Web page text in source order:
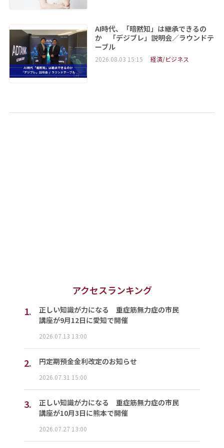
AI時代、「暗黙知」は継承できるの
か 「デジブレ」説明会／ラウンドテ
ーブル
2026.08.03 15:15 経済/ビジネス
アクセスランキング
1.
正しい知識が力になる 重症筋無力症の市民
講座が9月12日に愛知で開催
2026.07.13 13:00
2. 円定期預金金利改定のお知らせ
2026.07.31 15:00
3.
正しい知識が力になる 重症筋無力症の市民
講座が10月3日に熊本で開催
2026.07.27 13:00